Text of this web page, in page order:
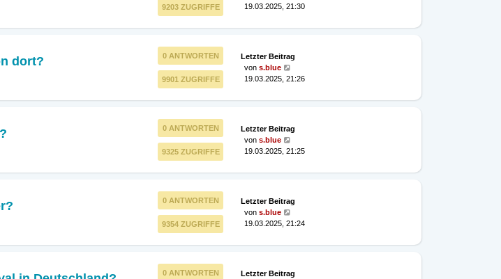
9203 ZUGRIFFE
19.03.2025, 21:30
dort? 0 ANTWORTEN
9901 ZUGRIFFE
Letzter Beitrag
von s.blue
19.03.2025, 21:26
0 ANTWORTEN
9325 ZUGRIFFE
Letzter Beitrag
von s.blue
19.03.2025, 21:25
0 ANTWORTEN
9354 ZUGRIFFE
Letzter Beitrag
von s.blue
19.03.2025, 21:24
0 ANTWORTEN
Letzter Beitrag